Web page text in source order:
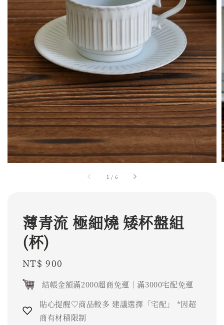
1 / 6
薄青流 極細燒 矮杯盤組
(杯)
Regular
price
NT$ 900
結帳金額滿2000超商免運｜滿3000宅配免運
貼心提醒♡商品較多 建議選擇「宅配」 *因超
商有材積限制